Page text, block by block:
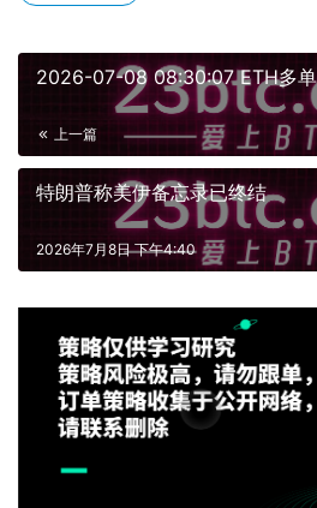
2026-07-08 08:30:07 ETH多
上一篇
特朗普称美伊备忘录已终结
2026年7月8日 下午4:40